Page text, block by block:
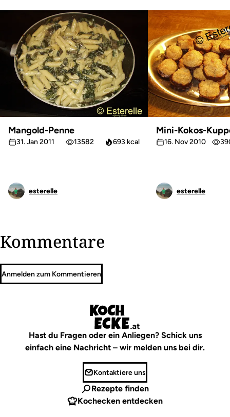
Mangold-Penne
31. Jan 2011 13582 693 kcal
esterelle
Mini-Kokos-
16. Nov 2010
esterelle
Kommentare
Anmelden zum Kommentieren
Hast du Fragen oder ein Anliegen? Schick uns
einfach eine Nachricht – wir melden uns bei dir.
Kontaktiere uns
Rezepte finden
Kochecken entdecken